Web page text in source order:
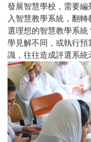
發展智慧學校，需要
入智慧教學系統，翻
選理想的智慧教學系
學見解不同，或執行
識，往往造成評選系統